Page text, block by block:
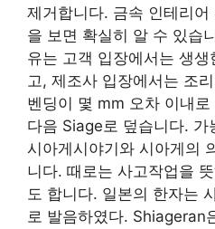
제거합니다. 금속 인테리
을 보면 확실히 알 수 있습
유는 고객 입장에서는 생
고, 제조사 입장에서는 조
벤딩이 몇 mm 오차 이내
다음 Siage로 덮습니다. 가
시아게시야기와 시아게의
니다. 때로는 사고작업을
도 합니다. 일본의 한자는
로 발음하였다. Shiageran